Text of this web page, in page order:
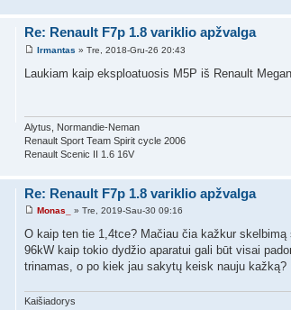
Re: Renault F7p 1.8 variklio apžvalga
Irmantas » Tre, 2018-Gru-26 20:43
Laukiam kaip eksploatuosis M5P iš Renault
Alytus, Normandie-Neman
Renault Sport Team Spirit cycle 2006
Renault Scenic II 1.6 16V
Re: Renault F7p 1.8 variklio apžvalga
Monas_ » Tre, 2019-Sau-30 09:16
O kaip ten tie 1,4tce? Mačiau čia kažkur
96kW kaip tokio dydžio aparatui gali būt visai
trinamas, o po kiek jau sakytų keisk nauju kažką?
Kaišiadorys